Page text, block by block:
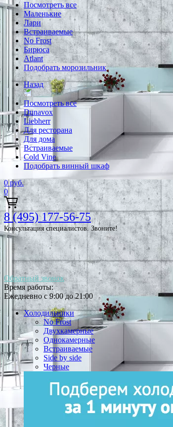
Посмотреть все
Маленькие
Лари
Встраиваемые
No Frost
Бирюса
Atlant
Подобрать морозильник
Назад
Посмотреть все
Dunavox
Liebherr
Для ресторана
Для дома
Встраиваемые
Cold Vine
Подобрать винный шкаф
0 руб.
0
8 (495) 177-56-75
Консультация специалистов. Звоните!
Обратный звонок
Время работы:
Ежедневно с 9:00 до 21:00
Холодильники
No Frost
Двухкамерные
Однокамерные
Встраиваемые
Side by side
Черные